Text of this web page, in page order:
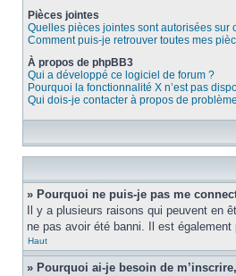
Pièces jointes
Quelles pièces jointes sont autorisées sur
Comment puis-je retrouver toutes mes
À propos de phpBB3
Qui a développé ce logiciel de forum ?
Pourquoi la fonctionnalité X n’est pas
Qui dois-je contacter à propos de
» Pourquoi ne puis-je pas me
Il y a plusieurs raisons qui peuvent en
ne pas avoir été banni. Il est
Haut
» Pourquoi ai-je besoin de